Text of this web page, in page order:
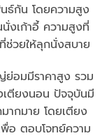
ธ์กัน โดยความสูง
งเก้าอี้ ความสูงที่
ช่วยให้ลุกนั่งสบาย
ย่อมมีราคาสูง รวม
เตียงนอน ปัจจุบันมี
ากมาย โดยเตียง
อ ตอบโจทย์ความ